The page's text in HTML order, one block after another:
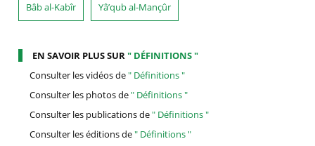
Bâb al-Kabîr Yâ’qub al-Mançûr
EN SAVOIR PLUS SUR" DÉFINITIONS "
Consulter les vidéos de" Définitions "
Consulter les photos de" Définitions "
Consulter les publications de" Définitions "
Consulter les éditions de" Définitions "